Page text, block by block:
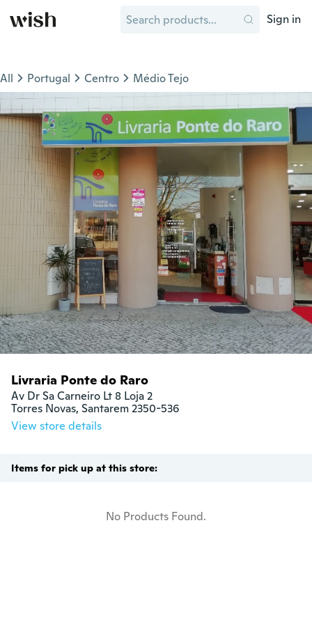
Sign in
All Portugal Centro Médio Tejo
Livraria Ponte do Raro
Av Dr Sa Carneiro Lt 8 Loja 2
Torres Novas, Santarem 2350-536
View store details
Items for pick up at this store:
No Products Found.